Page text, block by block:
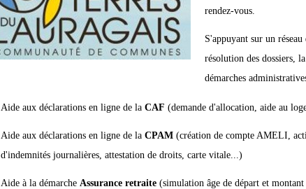
rendez-vous.
S'appuyant sur un
résolution des dossiers,
démarches
Aide aux déclarations en ligne de la CAF (demande d'allocation, aide au
Aide aux déclarations en ligne de la CPAM(création de compte AMELI,
d'indemnités journalières, attestation de droits, carte vitale...)
Aide à la démarche Assurance retraite(simulation âge de départ et